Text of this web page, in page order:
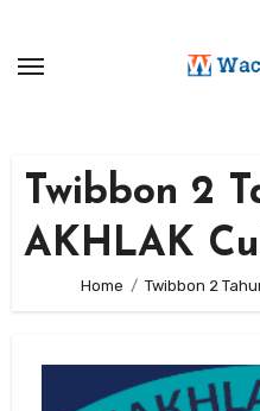
content
Twibbon 2
AKHLAK
Home Twibbon 2